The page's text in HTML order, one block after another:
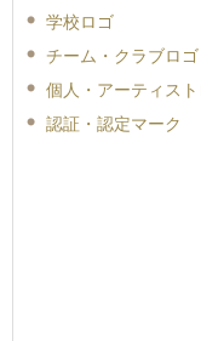
学校ロゴ
チーム・クラブロゴ
個人・アーティス
認証・認定マーク